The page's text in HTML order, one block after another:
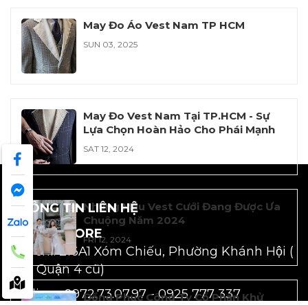
May Đo Áo Vest Nam TP HCM
SUN 03, 2025
May Đo Vest Nam Tại TP.HCM - Sự
Lựa Chọn Hoàn Hảo Cho Phái Mạnh
SAT 12, 2024
Những Mẫu Vest Cưới Đang Được Ưa
Chuộng Năm 2024
FRI 12, 2024
Đồng Phục Công Ty Cổ Phần Khử
THÔNG TIN LIÊN HỆ
PEAKY STORE
Địa chỉ: 216A1 Xóm Chiếu, Phường Khánh Hội (
P15, Quận 4 cũ)
Hotline: 0972.73.07.97 -0925 777 337